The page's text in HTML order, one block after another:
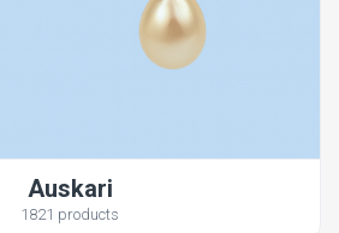
Auskari
1821 products